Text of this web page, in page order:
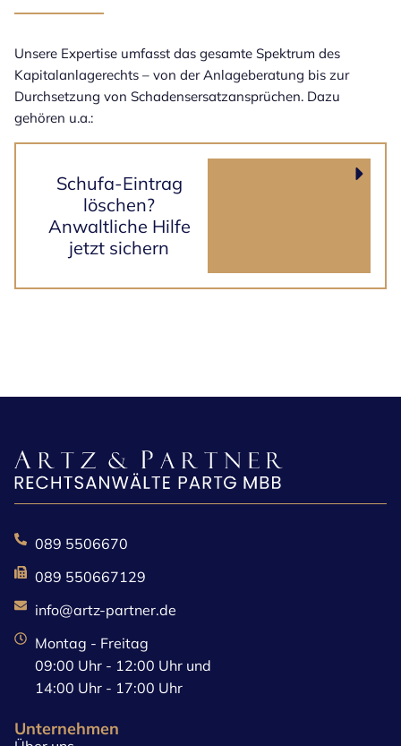
Unsere Expertise umfasst das gesamte Spektrum des
Kapitalanlagerechts – von der Anlageberatung bis zur
Durchsetzung von Schadensersatzansprüchen. Dazu
gehören u.a.:
Schufa-Eintrag
löschen?
Anwaltliche Hilfe
jetzt sichern
089 5506670
089 550667129
info@artz-partner.de
Montag - Freitag
09:00 Uhr - 12:00 Uhr und
14:00 Uhr - 17:00 Uhr
Unternehmen